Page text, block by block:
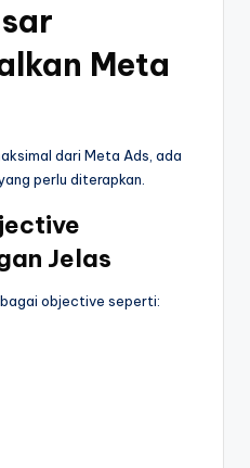
Meta
dari Meta Ads, ada
perlu diterapkan.
Jelas
objective seperti: